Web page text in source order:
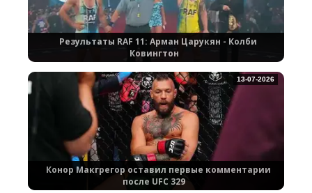
Результаты RAF 11: Арман Царукян - Колби
Ковингтон
Конор Макгрегор оставил первые комментарии
после UFC 329
13-07-2026